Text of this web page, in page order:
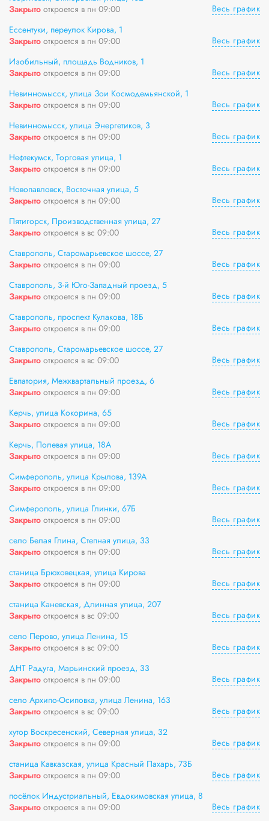
Закрыто откроется в пн 09:00
Весь график
Ессентуки, переулок Кирова, 1
Закрыто откроется в пн 09:00
Весь график
Изобильный, площадь Водников, 1
Закрыто откроется в пн 09:00
Весь график
Невинномысск, улица Зои Космодемьянской, 1
Закрыто откроется в пн 09:00
Весь график
Невинномысск, улица Энергетиков, 3
Закрыто откроется в пн 09:00
Весь график
Нефтекумск, Торговая улица, 1
Закрыто откроется в пн 09:00
Весь график
Новопавловск, Восточная улица, 5
Закрыто откроется в пн 09:00
Весь график
Пятигорск, Производственная улица, 27
Закрыто откроется в вс 09:00
Весь график
Ставрополь, Старомарьевское шоссе, 27
Закрыто откроется в пн 09:00
Весь график
Ставрополь, 3-й Юго-Западный проезд, 5
Закрыто откроется в пн 09:00
Весь график
Ставрополь, проспект Кулакова, 18Б
Закрыто откроется в пн 09:00
Весь график
Ставрополь, Старомарьевское шоссе, 27
Закрыто откроется в вс 09:00
Весь график
Евпатория, Межквартальный проезд, 6
Закрыто откроется в пн 09:00
Весь график
Керчь, улица Кокорина, 65
Закрыто откроется в пн 09:00
Весь график
Керчь, Полевая улица, 18А
Закрыто откроется в пн 09:00
Весь график
Симферополь, улица Крылова, 139А
Закрыто откроется в пн 09:00
Весь график
Симферополь, улица Глинки, 67Б
Закрыто откроется в пн 09:00
Весь график
село Белая Глина, Степная улица, 33
Закрыто откроется в пн 09:00
Весь график
станица Брюховецкая, улица Кирова
Закрыто откроется в пн 09:00
Весь график
станица Каневская, Длинная улица, 207
Закрыто откроется в вс 09:00
Весь график
село Перово, улица Ленина, 15
Закрыто откроется в вс 09:00
Весь график
ДНТ Радуга, Марьинский проезд, 33
Закрыто откроется в пн 09:00
Весь график
село Архипо-Осиповка, улица Ленина, 163
Закрыто откроется в вс 09:00
Весь график
хутор Воскресенский, Северная улица, 32
Закрыто откроется в пн 09:00
Весь график
станица Кавказская, улица Красный Пахарь, 73Б
Закрыто откроется в пн 09:00
Весь график
посёлок Индустриальный, Евдокимовская улица, 8
Закрыто откроется в пн 09:00
Весь график